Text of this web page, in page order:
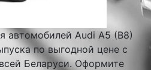
автомобилей Audi A5 (B8)
по выгодной цене с
Беларуси. Оформите